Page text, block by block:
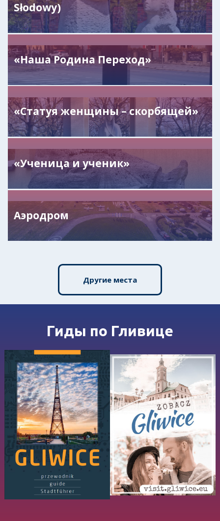
Słodowy)
«Наша Родина Переход»
«Статуя женщины – скорбящей»
«Ученица и ученик»
Аэродром
Другие места
Гиды по Гливице